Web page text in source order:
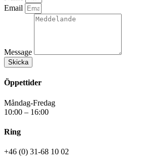
Email
Message
Skicka
Öppettider
Måndag-Fredag
10:00 – 16:00
Ring
+46 (0) 31-68 10 02